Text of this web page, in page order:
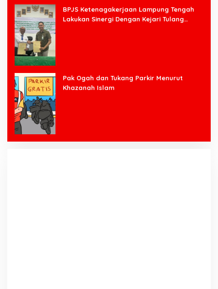
BPJS Ketenagakerjaan Lampung Tengah
Lakukan Sinergi Dengan Kejari Tulang
Pak Ogah dan Tukang Parkir Menurut
Khazanah Islam